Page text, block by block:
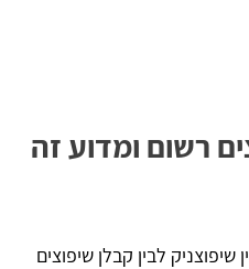
רשום ומדוע זה
שיפוצניק לבין קבלן שיפוצים